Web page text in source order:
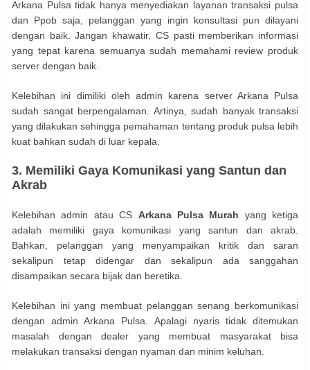
Arkana Pulsa tidak hanya menyediakan layanan transaksi pulsa
dan Ppob saja, pelanggan yang ingin konsultasi pun dilayani
dengan baik. Jangan khawatir, CS pasti memberikan informasi
yang tepat karena semuanya sudah memahami review produk
server dengan baik.
Kelebihan ini dimiliki oleh admin karena server Arkana Pulsa
sudah sangat berpengalaman. Artinya, sudah banyak transaksi
yang dilakukan sehingga pemahaman tentang produk pulsa lebih
kuat bahkan sudah di luar kepala.
3. Memiliki Gaya Komunikasi yang Santun dan
Akrab
Kelebihan admin atau CS Arkana Pulsa Murah yang ketiga
adalah memiliki gaya komunikasi yang santun dan akrab.
Bahkan, pelanggan yang menyampaikan kritik dan saran
sekalipun tetap didengar dan sekalipun ada sanggahan
disampaikan secara bijak dan beretika.
Kelebihan ini yang membuat pelanggan senang berkomunikasi
dengan admin Arkana Pulsa. Apalagi nyaris tidak ditemukan
masalah dengan dealer yang membuat masyarakat bisa
melakukan transaksi dengan nyaman dan minim keluhan.